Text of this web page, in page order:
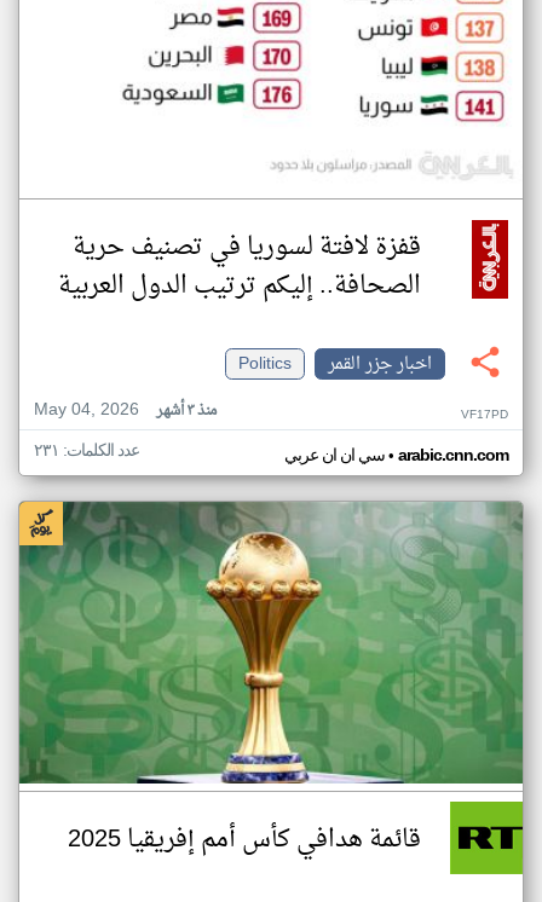
قفزة لافتة لسوريا في تصنيف حرية
الصحافة.. إليكم ترتيب الدول العربية
اخبار جزر القمر
Politics
May 04, 2026
منذ ٣ أشهر VF17PD
سي ان ان عربي• arabic.cnn.com عدد الكلمات: ٢٣١
قائمة هدافي كأس أمم إفريقيا 2025